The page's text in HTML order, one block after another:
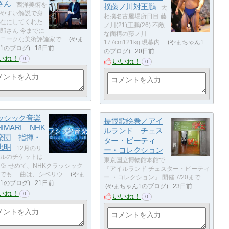
ん
西洋美術を
すい解説で身
にしてくれた
さん 今までに
ークな美術評論家で…
やま
のブログ
18日前
ね！ 0
撲藤ノ川対王鵬
大
相撲名古屋場所日目 藤
ノ川(21)王鵬(26) 不敵
な面構の藤ノ川
177cm121kg 現幕内…
やまちゃん1
のブログ
20日前
いいね！ 0
シック音楽
NHK
団 指揮・
明
12月のリ
のチケットは
せめて、NHKクラッシック
も… 曲は、シベリウ…
やま
のブログ
21日前
ね！ 0
長恨歌絵巻／アイ
ルランド チェス
ター・ビーティ
ー・コレクション
東京国立博物館本館で
『アイルランド チェスター・ビーティ
ー ・コレクション』 開催 7/20まで…
やまちゃん1のブログ
23日前
いいね！ 0